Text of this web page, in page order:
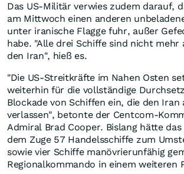
Das US-Militär verwies zudem darauf,
am Mittwoch einen anderen
unter iranische Flagge fuhr, außer
habe. "Alle drei Schiffe sind nicht mehr
den Iran", hieß es.
"Die US-Streitkräfte im Nahen Osten
weiterhin für die vollständige
Blockade von Schiffen ein, die den Iran
verlassen", betonte der Centcom-
Admiral Brad Cooper. Bislang hätte
dem Zuge 57 Handelsschiffe zum
sowie vier Schiffe manövrierunfähig
Regionalkommando in einem weiteren